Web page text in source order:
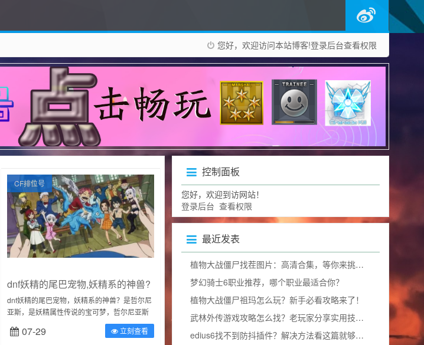
您好，欢迎访问本站博客!登录后台查看权限
CF排位号
dnf妖精的尾巴宠物,妖精系的神兽?
dnf妖精的尾巴宠物，妖精系的神兽？是哲尔尼
亚斯，是妖精属性传说的宝可梦，哲尔尼亚斯
是一只外型似鹿的，蓝黑相间的宝可梦，头上
有八根如同树枝的角伸出，每根角末端各...
07-29 立刻查看
控制面板
您好，欢迎到访网站！
登录后台 查看权限
最近发表
植物大战僵尸找茬图片：高清合集，等你来挑战眼力极限！
梦幻骑士6职业推荐，哪个职业最适合你？
植物大战僵尸祖玛怎么玩？新手必看攻略来了！
武林外传游戏攻略怎么找？老玩家分享实用技巧！
edius6找不到防抖插件？解决方法看这篇就够了！